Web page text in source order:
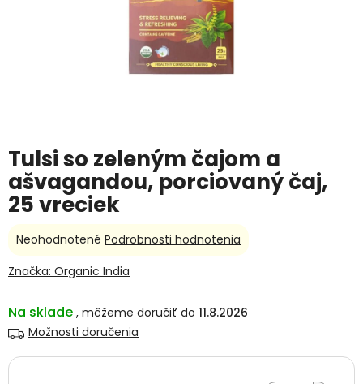
Tulsi so zeleným čajom a
ašvagandou, porciovaný čaj,
25 vreciek
Na sklade
11.8.2026
Možnosti doručenia
Priemerné
produktu
z
5
Neohodnotené Podrobnosti hodnotenia
Značka: Organic India